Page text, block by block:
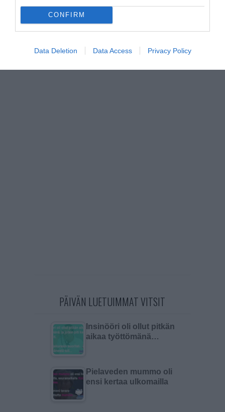
CONFIRM
Data Deletion Data Access Privacy Policy
PÄIVÄN LUETUIMMAT VITSIT
Insinööri oli ollut pitkän
aikaa työttömänä…
Pielaveden mummo oli
ensi kertaa ulkomailla